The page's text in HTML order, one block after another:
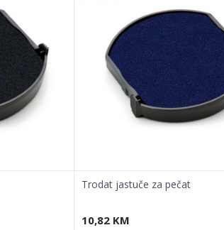
Trodat jastuče za pečat
10,82 KM